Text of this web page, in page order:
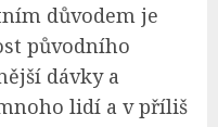
důvodem je
původního
dávky a
lidí a v příliš